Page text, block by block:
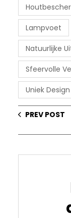
Lampvoet
Natuurlijke
Sfeervolle
Uniek Design
PREV POST